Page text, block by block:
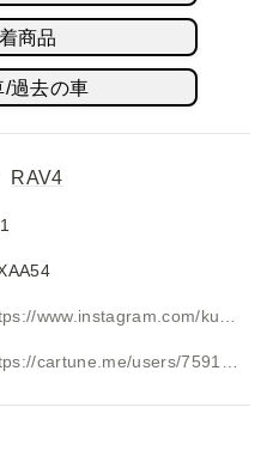
商品
/過去の車
RAV4